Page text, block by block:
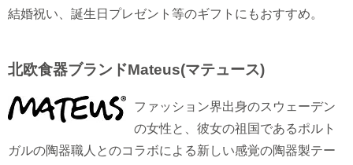
結婚祝い、誕生日プレゼント等のギフトにもおすすめ。
北欧食器ブランドMateus(マテュース)
ファッション界出身のスウェーデン
の女性と、彼女の祖国であるポルト
ガルの陶器職人とのコラボによる新しい感覚の陶器製テー